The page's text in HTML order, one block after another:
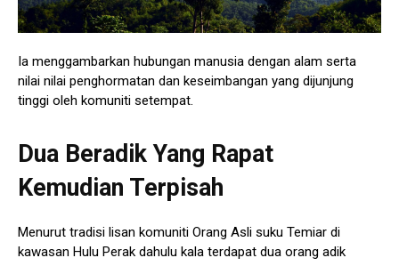
Ia menggambarkan hubungan manusia dengan alam serta
nilai nilai penghormatan dan keseimbangan yang dijunjung
tinggi oleh komuniti setempat.
Dua Beradik Yang Rapat
Kemudian Terpisah
Menurut tradisi lisan komuniti Orang Asli suku Temiar di
kawasan Hulu Perak dahulu kala terdapat dua orang adik